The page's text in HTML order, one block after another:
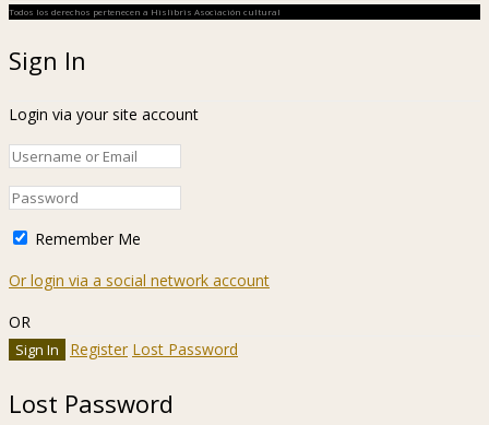
Todos los derechos pertenecen a Hislibris Asociación cultural
Sign In
Login via your site account
Remember Me
Or login via a social network account
OR
Register Lost Password
Lost Password